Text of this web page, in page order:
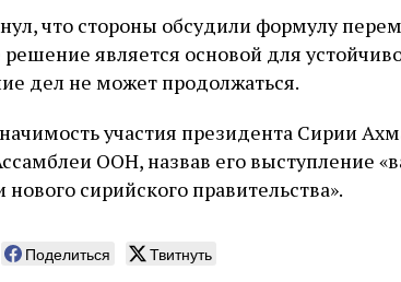
что стороны обсудили формулу
решение является основой для
дел не может продолжаться.
участия президента Сирии
ООН, назвав его выступление
сирийского правительства».
Поделиться Твитнуть
в
метафизики и
благородные социалистические
Бунде, в противовес «сионистам